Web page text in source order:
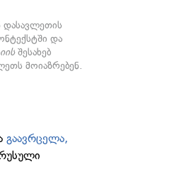
დასავლეთის
და
შესახებ
მოიაზრებენ.
გაავრცელა,